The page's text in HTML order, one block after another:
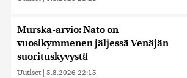
Murska-arvio: Nato on
vuosikymmenen jäljessä Venäjän
suorituskyvystä
Uutiset | 5.8.2026 22:15